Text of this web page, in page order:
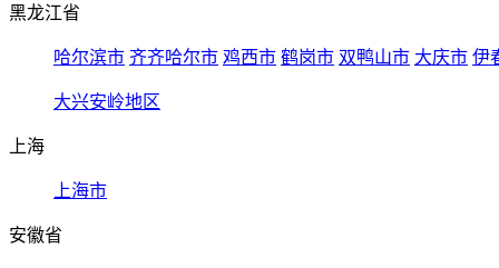
黑龙江省
哈尔滨市 齐齐哈尔市 鸡西市 鹤岗市 双鸭山市 大庆市 伊
大兴安岭地区
上海
上海市
安徽省